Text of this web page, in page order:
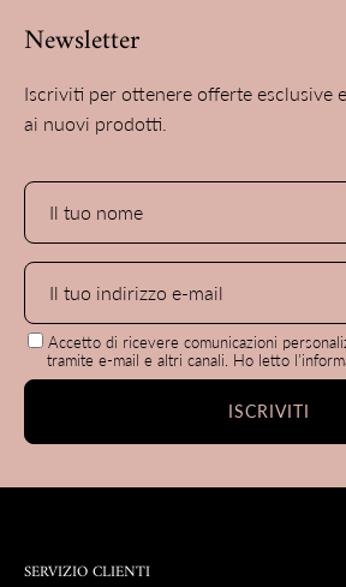
Newsletter
Iscriviti per ottenere offerte esclusive
ai nuovi prodotti.
Accetto di ricevere comunicazioni
tramite e-mail e altri canali. Ho letto
ISCRIVITI
SERVIZIO CLIENTI